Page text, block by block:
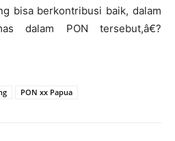
bisa berkontribusi baik, dalam
dalam PON tersebut,â€?
PON xx Papua